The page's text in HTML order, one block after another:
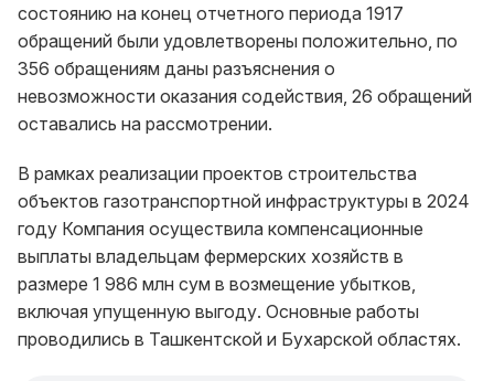
состоянию на конец отчетного периода 1917
обращений были удовлетворены положительно, по
356 обращениям даны разъяснения о
невозможности оказания содействия, 26 обращений
оставались на рассмотрении.
В рамках реализации проектов строительства
объектов газотранспортной инфраструктуры в 2024
году Компания осуществила компенсационные
выплаты владельцам фермерских хозяйств в
размере 1 986 млн сум в возмещение убытков,
включая упущенную выгоду. Основные работы
проводились в Ташкентской и Бухарской областях.